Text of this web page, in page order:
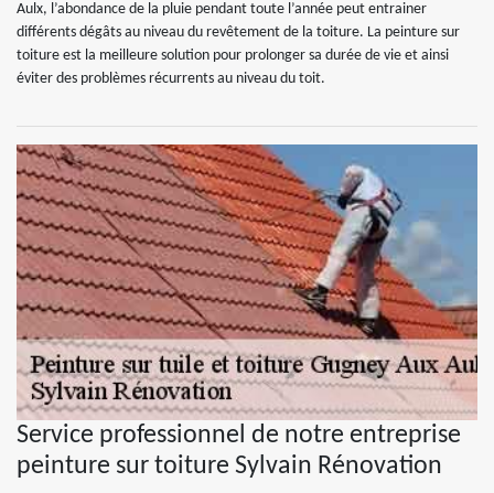
Aulx, l’abondance de la pluie pendant toute l’année peut entrainer
différents dégâts au niveau du revêtement de la toiture. La peinture sur
toiture est la meilleure solution pour prolonger sa durée de vie et ainsi
éviter des problèmes récurrents au niveau du toit.
Service professionnel de notre entreprise
peinture sur toiture Sylvain Rénovation